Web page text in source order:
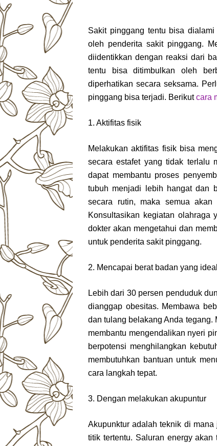
Sakit pinggang tentu bisa
oleh penderita sakit pinggang.
diidentikkan dengan reaksi dari
tentu bisa ditimbulkan oleh
diperhatikan secara seksama.
pinggang bisa terjadi. Berikutcara
1. Aktifitas fisik
Melakukan aktifitas fisik bisa
secara estafet yang tidak terlalu
dapat membantu proses
tubuh menjadi lebih hangat dan
secara rutin, maka semua akan
Konsultasikan kegiatan olahraga
dokter akan mengetahui dan
untuk penderita sakit pinggang.
2. Mencapai berat badan yang ideal
Lebih dari 30 persen penduduk
dianggap obesitas. Membawa
dan tulang belakang Anda
membantu mengendalikan nyeri
berpotensi menghilangkan
membutuhkan bantuan untuk
cara langkah tepat.
3. Dengan melakukan akupuntur
Akupunktur adalah teknik di
titik tertentu. Saluran energy